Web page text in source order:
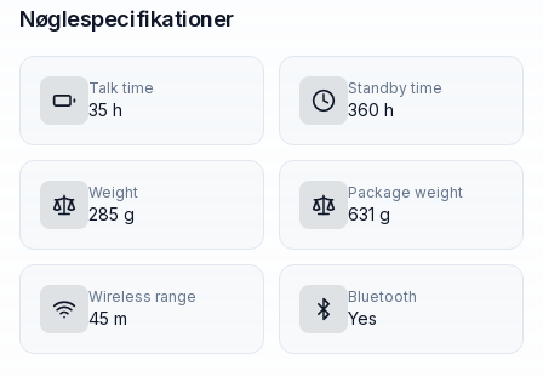
Nøglespecifikationer
Talk time
35 h
Standby time
360 h
Weight
285 g
Package weight
631 g
Wireless range
45 m
Bluetooth
Yes